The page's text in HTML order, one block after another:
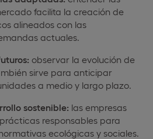
facilita la creación de
alineados con las
actuales.
observar la evolución de
sirve para anticipar
a medio y largo plazo.
sostenible: las empresas
responsables para
ecológicas y sociales.